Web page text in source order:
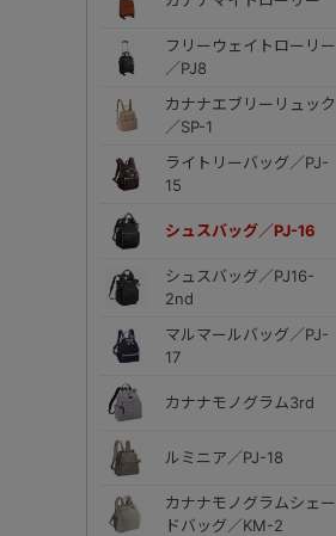
フリーウェイトローリー
／PJ8
カナナエブリーリュック
／SP-1
ライトリーバッグ／PJ-
15
シュスバッグ／PJ-16
シュスバッグ／PJ16-
2nd
マルマールバッグ／PJ-
17
カナナモノグラム3rd
ルミニア／PJ-18
カナナモノグラムシェー
ドバッグ／KM-2